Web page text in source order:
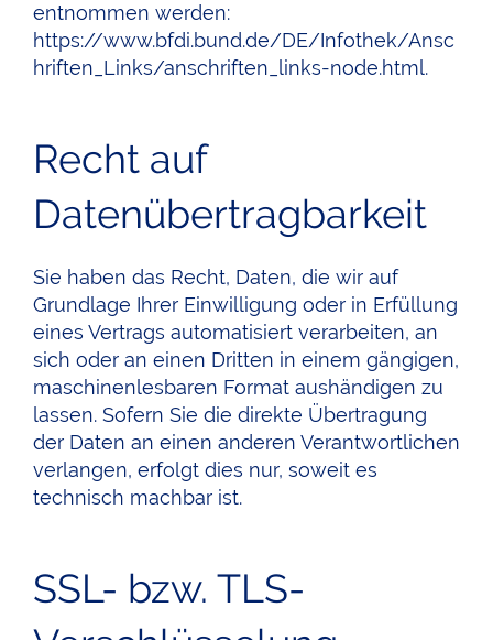
entnommen werden:
https://www.bfdi.bund.de/DE/Infothek/Ansc
hriften_Links/anschriften_links-node.html.
Recht auf
Datenübertragbarkeit
Sie haben das Recht, Daten, die wir auf
Grundlage Ihrer Einwilligung oder in Erfüllung
eines Vertrags automatisiert verarbeiten, an
sich oder an einen Dritten in einem gängigen,
maschinenlesbaren Format aushändigen zu
lassen. Sofern Sie die direkte Übertragung
der Daten an einen anderen Verantwortlichen
verlangen, erfolgt dies nur, soweit es
technisch machbar ist.
SSL- bzw. TLS-